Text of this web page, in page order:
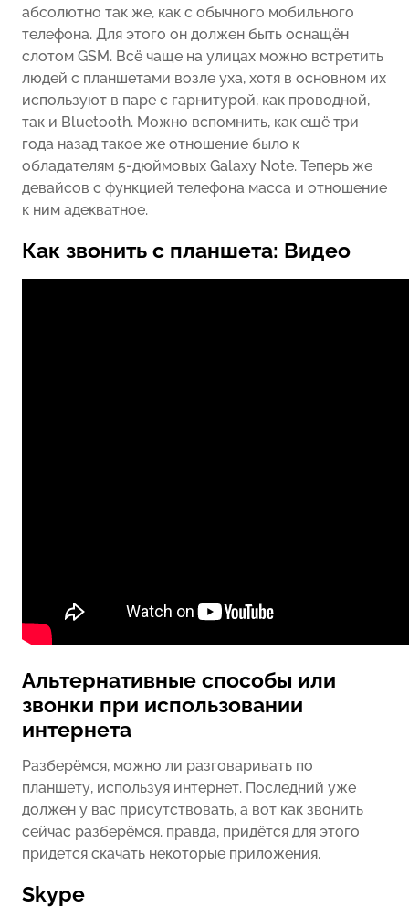
абсолютно так же, как с обычного мобильного
телефона. Для этого он должен быть оснащён
слотом GSM. Всё чаще на улицах можно встретить
людей с планшетами возле уха, хотя в основном их
используют в паре с гарнитурой, как проводной,
так и Bluetooth. Можно вспомнить, как ещё три
года назад такое же отношение было к
обладателям 5-дюймовых Galaxy Note. Теперь же
девайсов с функцией телефона масса и отношение
к ним адекватное.
Как звонить с планшета: Видео
Альтернативные способы или
звонки при использовании
интернета
Разберёмся, можно ли разговаривать по
планшету, используя интернет. Последний уже
должен у вас присутствовать, а вот как звонить
сейчас разберёмся. правда, придётся для этого
придется скачать некоторые приложения.
Skype